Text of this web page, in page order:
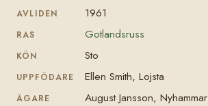
AVLIDEN 1961
RAS Gotlandsruss
KÖN Sto
UPPFÖDARE Ellen Smith, Lojsta
ÄGARE August Jansson, Nyhammar